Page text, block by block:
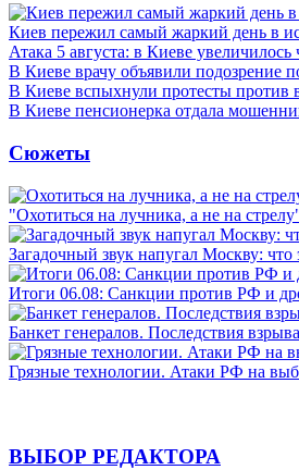
Киев пережил самый жаркий день в
Атака 5 августа: в Киеве увеличилось
В Киеве врачу объявили подозрение
В Киеве вспыхнули протесты против
В Киеве пенсионерка отдала
Сюжеты
"Охотиться на лучника, а не на
Загадочный звук напугал Москву: что
Итоги 06.08: Санкции против РФ и
Банкет генералов. Последствия
Грязные технологии. Атаки РФ на
ВЫБОР РЕДАКТОРА